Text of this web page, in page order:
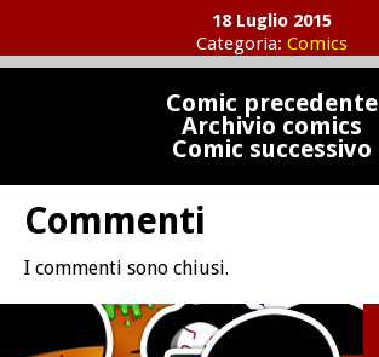
18 Luglio 2015
Categoria: Comics
Comic precedente
Archivio comics
Comic successivo
Commenti
I commenti sono chiusi.